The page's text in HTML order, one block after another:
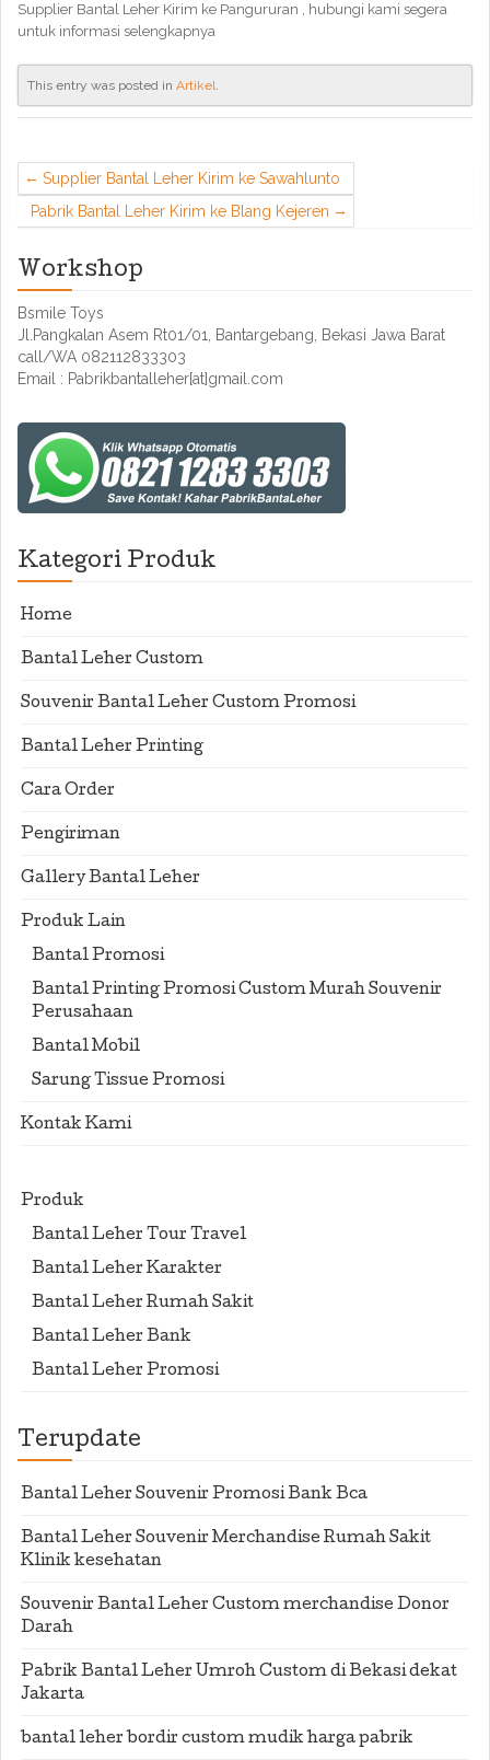
Supplier Bantal Leher Kirim ke Pangururan , hubungi kami segera
untuk informasi selengkapnya
This entry was posted in Artikel.
Supplier Bantal Leher Kirim ke Sawahlunto
Pabrik Bantal Leher Kirim ke Blang Kejeren
Workshop
Bsmile Toys
Jl.Pangkalan Asem Rt01/01, Bantargebang, Bekasi Jawa Barat
call/WA 082112833303
Email : Pabrikbantalleher[at]gmail.com
Kategori Produk
Home
Bantal Leher Custom
Souvenir Bantal Leher Custom Promosi
Bantal Leher Printing
Cara Order
Pengiriman
Gallery Bantal Leher
Produk Lain
Bantal Promosi
Bantal Printing Promosi Custom Murah Souvenir
Perusahaan
Bantal Mobil
Sarung Tissue Promosi
Kontak Kami
Produk
Bantal Leher Tour Travel
Bantal Leher Karakter
Bantal Leher Rumah Sakit
Bantal Leher Bank
Bantal Leher Promosi
Terupdate
Bantal Leher Souvenir Promosi Bank Bca
Bantal Leher Souvenir Merchandise Rumah Sakit
Klinik kesehatan
Souvenir Bantal Leher Custom merchandise Donor
Darah
Pabrik Bantal Leher Umroh Custom di Bekasi dekat
Jakarta
bantal leher bordir custom mudik harga pabrik